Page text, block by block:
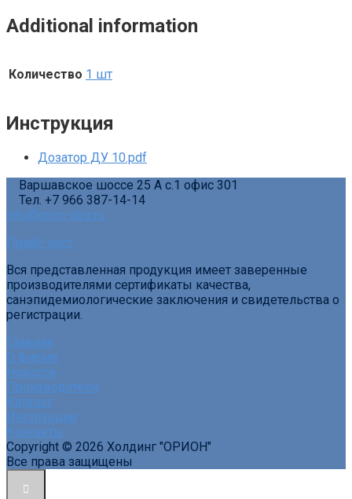
Additional information
Количество 1 шт
Инструкция
Дозатор ДУ 10.pdf
Варшавское шоссе 25 А с.1 офис 301
Тел. +7 966 387-14-14
info@orion-dez.ru
Прайс-лист
Вся представленная продукция имеет заверенные
производителями сертификаты качества,
санэпидемиологические заключения и свидетельства о
регистрации.
Главная
О фирме
Новости
Производители
Каталог
Инструкции
Контакты
Copyright © 2026 Холдинг "ОРИОН"
Все права защищены